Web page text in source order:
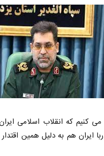
کنیم که انقلاب اسلامی
ایران هم به دلیل همین